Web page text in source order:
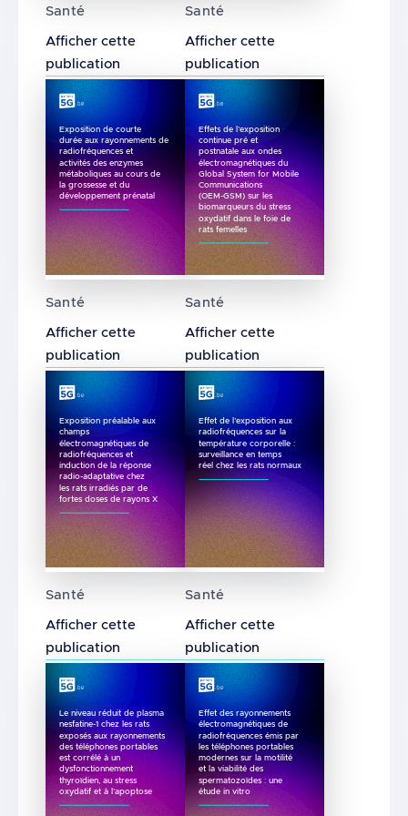
Santé
Afficher cette
publication
Santé
Afficher cette
publication
Exposition de courte
durée aux rayonnements de
radiofréquences et
activités des enzymes
métaboliques au cours de
la grossesse et du
développement prénatal
Santé
Afficher cette
publication
Effets de l’exposition
continue pré et
postnatale aux ondes
électromagnétiques du
Global System for Mobile
Communications
(OEM-GSM) sur les
biomarqueurs du stress
oxydatif dans le foie de
rats femelles
Santé
Afficher cette
publication
Exposition préalable aux
champs
électromagnétiques de
radiofréquences et
induction de la réponse
radio-adaptative chez
les rats irradiés par de
fortes doses de rayons X
Santé
Afficher cette
publication
Effet de l’exposition aux
radiofréquences sur la
température corporelle :
surveillance en temps
réel chez les rats normaux
Santé
Afficher cette
publication
Le niveau réduit de plasma
nesfatine-1 chez les rats
exposés aux rayonnements
des téléphones portables
est corrélé à un
dysfonctionnement
thyroïdien, au stress
oxydatif et à l’apoptose
Effet des rayonnements
électromagnétiques de
radiofréquences émis par
les téléphones portables
modernes sur la motilité
et la viabilité des
spermatozoïdes : une
étude in vitro